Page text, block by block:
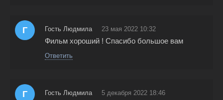
Г Гость Людмила 23 мая 2022 10:32
Фильм хороший ! Спасибо большое вам
Ответить
Г Гость Людмила 5 декабря 2022 18:46